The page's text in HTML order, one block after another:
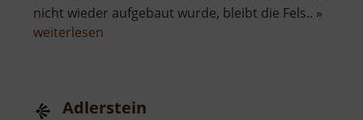
nicht wieder aufgebaut wurde, bleibt die Fels.. »
weiterlesen
Adlerstein